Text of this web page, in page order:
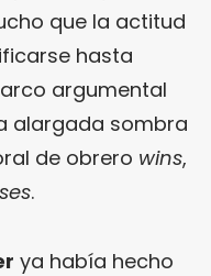
que la actitud
hasta
argumental
alargada sombra
de obrero wins,
.
ya había hecho